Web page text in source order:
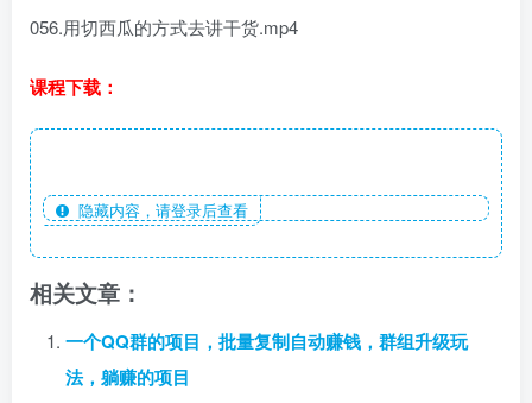
056.用切西瓜的方式去讲干货.mp4
课程下载：
隐藏内容，请登录后查看
相关文章：
一个QQ群的项目，批量复制自动赚钱，群组升级玩
法，躺赚的项目